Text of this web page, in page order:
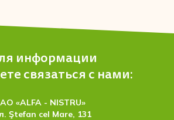
информации
связаться с нами:
АО «ALFA - NISTRU»
Ştefan cel Mare, 131